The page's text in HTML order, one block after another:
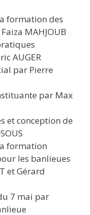
formation des
MAHJOUB
AUGER
par Pierre
par Max
et conception de
formation
les banlieues
et Gérard
7 mai par